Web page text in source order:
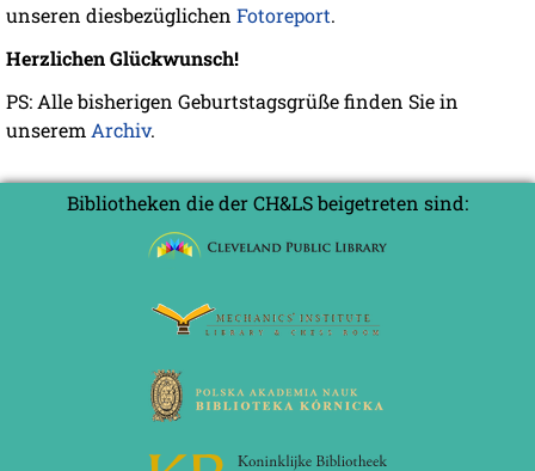
unseren diesbezüglichen Fotoreport.
Herzlichen Glückwunsch!
PS: Alle bisherigen Geburtstagsgrüße finden Sie in
unserem Archiv.
Bibliotheken die der CH&LS beigetreten sind: